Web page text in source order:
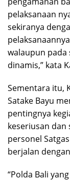
pelaksanaan
sekiranya
walaupun pada
dinamis,” kata
Sementara itu,
Satake Bayu
pentingnya
keseriusan
personel
berjalan
“Polda Bali